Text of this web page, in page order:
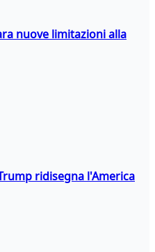
nuove limitazioni alla
ridisegna l'America